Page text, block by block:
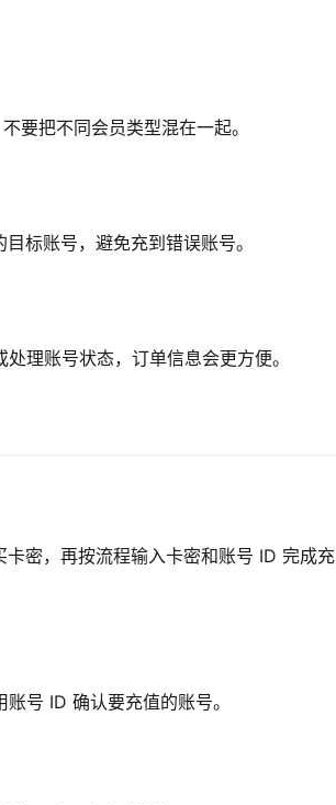
要把不同会员类型混在一起。
标账号，避免充到错误账号。
理账号状态，订单信息会更方便。
密，再按流程输入卡密和账号 ID 完成充
号 ID 确认要充值的账号。